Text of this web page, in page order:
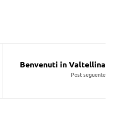
Post seguente
Benvenuti in Valtellina